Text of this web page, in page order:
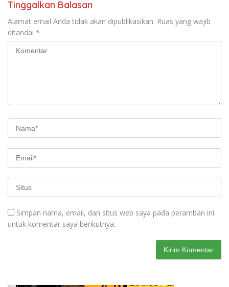
Tinggalkan Balasan
Alamat email Anda tidak akan dipublikasikan. Ruas yang wajib
ditandai *
Simpan nama, email, dan situs web saya pada peramban ini
untuk komentar saya berikutnya.